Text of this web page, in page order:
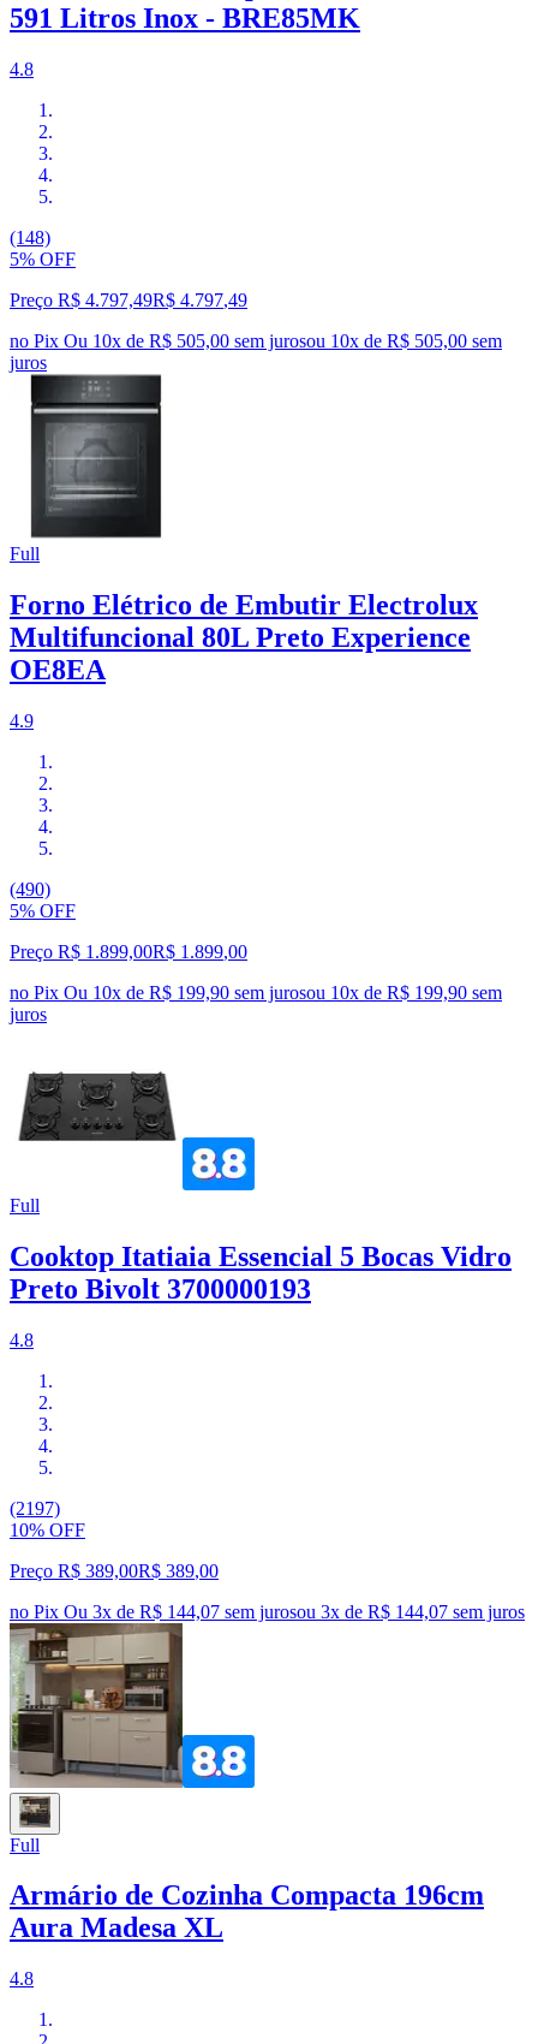
591 Litros Inox - BRE85MK
4.8
(148)
5% OFF
Preço R$ 4.797,49R$ 4.797,49
no Pix Ou 10x de R$ 505,00 sem jurosou 10x de R$ 505,00 sem
juros
Full
Forno Elétrico de Embutir Electrolux
Multifuncional 80L Preto Experience
OE8EA
4.9
(490)
5% OFF
Preço R$ 1.899,00R$ 1.899,00
no Pix Ou 10x de R$ 199,90 sem jurosou 10x de R$ 199,90 sem
juros
Full
Cooktop Itatiaia Essencial 5 Bocas Vidro
Preto Bivolt 3700000193
4.8
(2197)
10% OFF
Preço R$ 389,00R$ 389,00
no Pix Ou 3x de R$ 144,07 sem jurosou 3x de R$ 144,07 sem juros
Full
Armário de Cozinha Compacta 196cm
Aura Madesa XL
4.8